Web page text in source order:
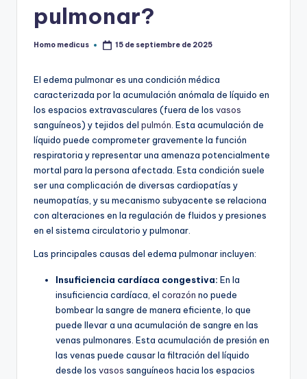
pulmonar?
Publicado
Homo medicus 15 de septiembre de 2025
El edema pulmonar es una condición médica
caracterizada por la acumulación anómala de líquido en
los espacios extravasculares (fuera de los vasos
sanguíneos) y tejidos del pulmón. Esta acumulación de
líquido puede comprometer gravemente la función
respiratoria y representar una amenaza potencialmente
mortal para la persona afectada. Esta condición suele
ser una complicación de diversas cardiopatías y
neumopatías, y su mecanismo subyacente se relaciona
con alteraciones en la regulación de fluidos y presiones
en el sistema circulatorio y pulmonar.
Las principales causas del edema pulmonar incluyen:
Insuficiencia cardíaca congestiva: En la
insuficiencia cardíaca, el corazón no puede
bombear la sangre de manera eficiente, lo que
puede llevar a una acumulación de sangre en las
venas pulmonares. Esta acumulación de presión en
las venas puede causar la filtración del líquido
desde los vasos sanguíneos hacia los espacios